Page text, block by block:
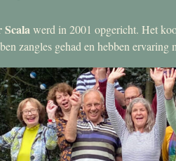
werd in 2001 opgericht. Het
zangles gehad en hebben